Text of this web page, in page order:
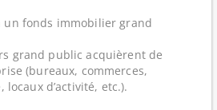
un fonds immobilier grand
grand public acquièrent de
(bureaux, commerces,
d’activité, etc.).